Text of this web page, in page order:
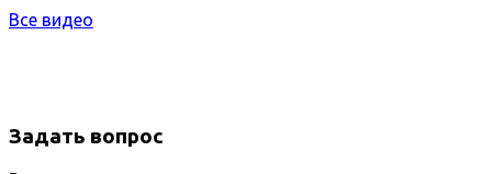
Все видео
Задать вопрос